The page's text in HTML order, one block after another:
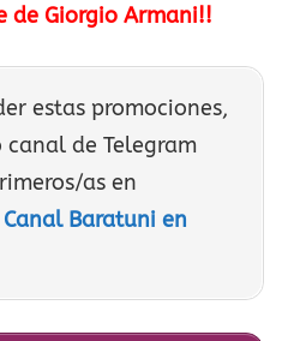
de Giorgio Armani!!
estas promociones,
canal de Telegram
as en
Baratuni en